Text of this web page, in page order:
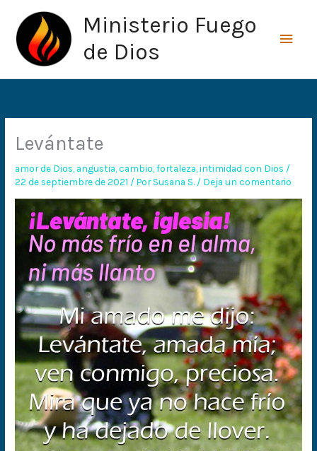
contenido
Ministerio Fuego
de Dios
Levántate
amor de Dios angustia ,cambio ,fortaleza ,intimidad con Dios /
22 de septiembre de 2021 / PorSusana S. / Deja un comentario